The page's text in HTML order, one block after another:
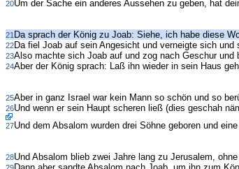
20Um der Sache ein anderes Aussehen zu geben, hat
21 Da sprach der König zu Joab: Siehe, ich habe diese
22Da fiel Joab auf sein Angesicht und verneigte sich
23Also machte sich Joab auf und zog nach Geschur und
24Aber der König sprach: Laß ihn wieder in sein Haus
25Aber in ganz Israel war kein Mann so schön und so
26Und wenn er sein Haupt scheren ließ (dies geschah
27Und dem Absalom wurden drei Söhne geboren und
28Und Absalom blieb zwei Jahre lang zu Jerusalem,